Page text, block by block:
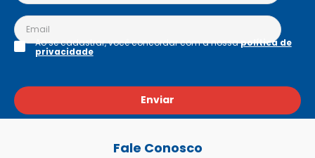
Enviar
Ao se cadastrar, você concordar com a nossapolítica de
privacidade
Fale Conosco